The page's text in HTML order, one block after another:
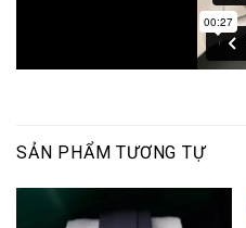
SẢN PHẨM TƯƠNG TỰ